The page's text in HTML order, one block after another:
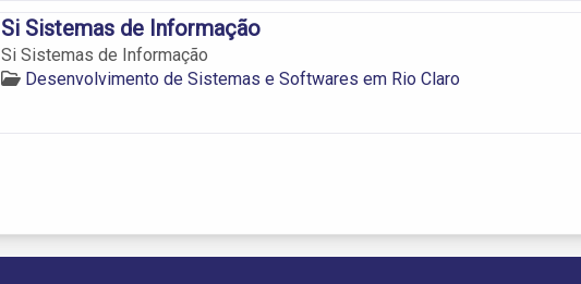
Si Sistemas de Informação
Si Sistemas de Informação
Desenvolvimento de Sistemas e Softwares em Rio Claro